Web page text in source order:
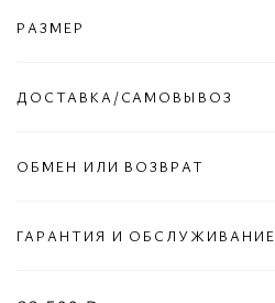
РАЗМЕР
ДОСТАВКА/САМОВЫВОЗ
ОБМЕН ИЛИ ВОЗВРАТ
ГАРАНТИЯ И ОБСЛУЖИВАНИЕ